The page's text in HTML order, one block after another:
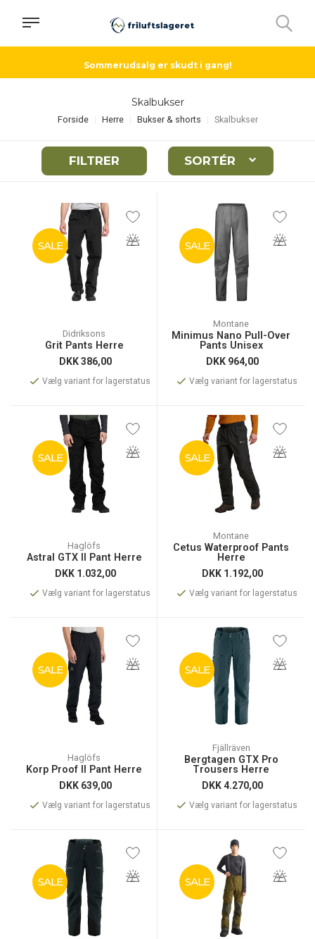
Sommerudsalg er skudt i gang!
Skalbukser
Forside Herre Bukser & shorts Skalbukser
FILTRER SORTÉR
SALE
Didriksons
Grit Pants Herre
DKK386,00
Vælg variant for lagerstatus
SALE
Montane
Minimus Nano Pull-Over
Pants Unisex
DKK 964,00
Vælg variant for lagerstatus
SALE
Haglöfs
Astral GTX II Pant Herre
DKK 1.032,00
Vælg variant for lagerstatus
SALE
Montane
Cetus Waterproof Pants
Herre
DKK 1.192,00
Vælg variant for lagerstatus
SALE
Haglöfs
Korp Proof II Pant Herre
DKK 639,00
Vælg variant for lagerstatus
SALE
Fjällräven
Bergtagen GTX Pro
Trousers Herre
DKK4.270,00
Vælg variant for lagerstatus
SALE SALE